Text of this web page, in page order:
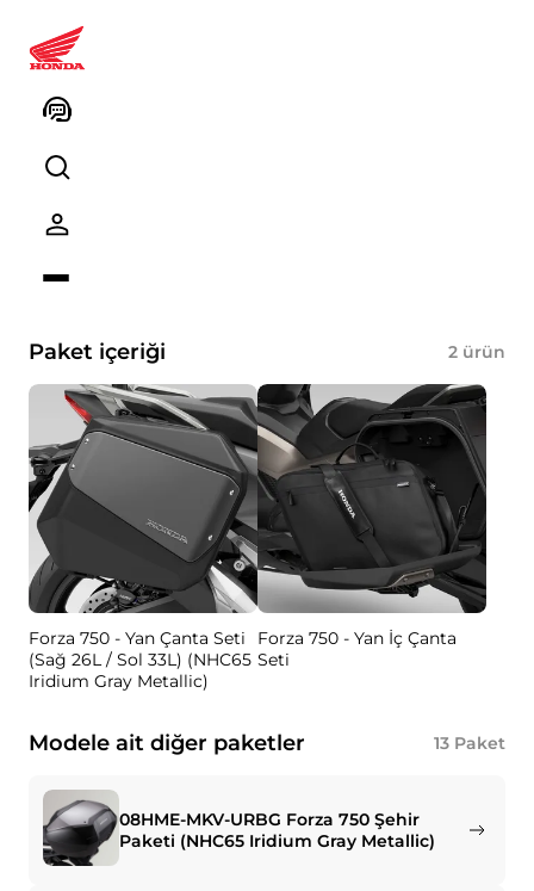
Seyahat Paketi (NHC65 Iridium
Gray Met.)
Ürün kodu
Paket içeriği 2 ürün
Forza 750 - Yan Çanta Seti
(Sağ 26L / Sol 33L) (NHC65
Iridium Gray Metallic)
Forza 750 - Yan İç Çanta
Seti
Modele ait diğer paketler 13 Paket
08HME-MKV-URBG Forza 750 Şehir
Paketi (NHC65 Iridium Gray Metallic)